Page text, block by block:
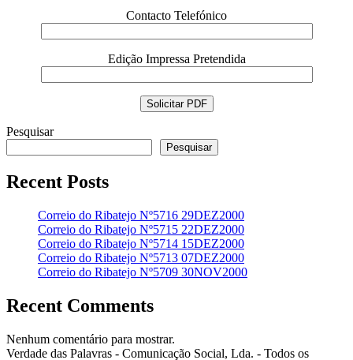
Contacto Telefónico
Edição Impressa Pretendida
Pesquisar
Pesquisar
Recent Posts
Correio do Ribatejo Nº5716 29DEZ2000
Correio do Ribatejo Nº5715 22DEZ2000
Correio do Ribatejo Nº5714 15DEZ2000
Correio do Ribatejo Nº5713 07DEZ2000
Correio do Ribatejo Nº5709 30NOV2000
Recent Comments
Nenhum comentário para mostrar.
Verdade das Palavras - Comunicação Social, Lda. - Todos os